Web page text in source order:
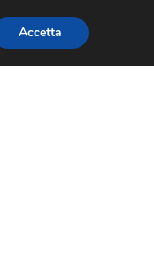
Accetta